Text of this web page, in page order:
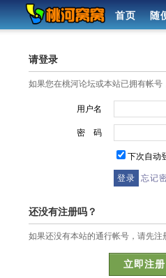
首页 随
请登录
如果您在桃河论坛或本站已拥有帐
用户名
密 码
下次自动
忘记
还没有注册吗？
如果还没有本站的通行帐号，请先注
立即注册